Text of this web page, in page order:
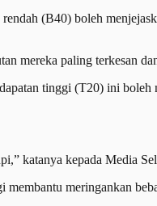
(B40) boleh
mereka paling terkesan
tinggi (T20) ini
katanya kepada Media
membantu meringankan